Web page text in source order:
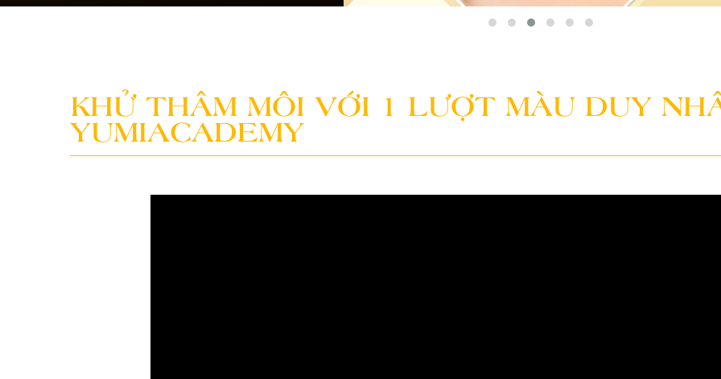
KHỬ THÂM MÔI VỚI 1 LƯỢT MÀU DUY
YUMIACADEMY